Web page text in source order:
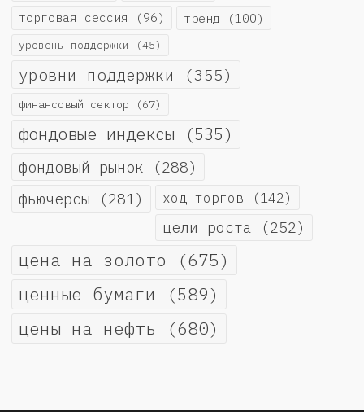
торговая сессия (96) тренд (100)
уровень поддержки (45)
уровни поддержки (355)
финансовый сектор (67)
фондовые индексы (535)
фондовый рынок (288)
фьючерсы (281) ход торгов (142)
цели роста (252)
цена на золото (675)
ценные бумаги (589)
цены на нефть (680)